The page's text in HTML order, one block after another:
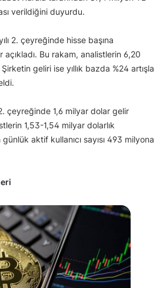
verildiğini duyurdu.
2. çeyreğinde hisse başına
Bu rakam, analistlerin 6,20
geliri ise yıllık bazda %24 artışla
çeyreğinde 1,6 milyar dolar gelir
1,53-1,54 milyar dolarlık
aktif kullanıcı sayısı 493 milyona